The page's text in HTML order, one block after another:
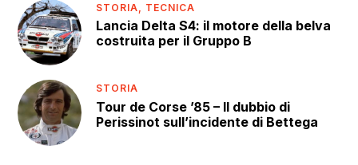
STORIA, TECNICA
Lancia Delta S4: il motore della belva
costruita per il Gruppo B
STORIA
Tour de Corse ’85 – Il dubbio di
Perissinot sull’incidente di Bettega